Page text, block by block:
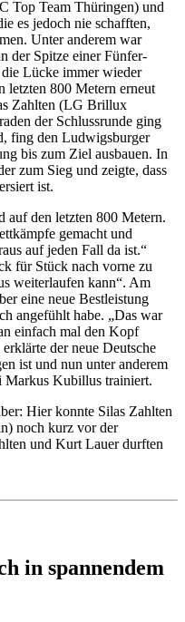
Top Team Thüringen) und
es jedoch nie schafften,
Unter anderem war
der Spitze einer Fünfer-
Lücke immer wieder
letzten 800 Metern erneut
Zahlten (LG Brillux
der Schlussrunde ging
fing den Ludwigsburger
bis zum Ziel ausbauen. In
zum Sieg und zeigte, dass
ist.
auf den letzten 800 Metern.
gemacht und
auf jeden Fall da ist.“
für Stück nach vorne zu
weiterlaufen kann“. Am
eine neue Bestleistung
angefühlt habe. „Das war
einfach mal den Kopf
der neue Deutsche
ist und nun unter anderem
Markus Kubillus trainiert.
Hier konnte Silas Zahlten
noch kurz vor der
und Kurt Lauer durften
in spannendem